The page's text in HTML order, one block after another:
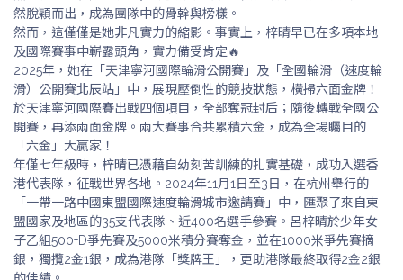
然脫穎而出，成為團隊中的骨幹與榜樣。
然而，這僅僅是她非凡實力的縮影。事實上，梓晴早已在多項本地
及國際賽事中嶄露頭角，實力備受肯定🔥
2025年，她在「天津寧河國際輪滑公開賽」及「全國輪滑（速度輪
滑）公開賽北辰站」中，展現壓倒性的競技狀態，橫掃六面金牌！
於天津寧河國際賽出戰四個項目，全部奪冠封后；隨後轉戰全國公
開賽，再添兩面金牌。兩大賽事合共累積六金，成為全場矚目的
「六金」大贏家！
年僅七年級時，梓晴已憑藉自幼刻苦訓練的扎實基礎，成功入選香
港代表隊，征戰世界各地。2024年11月1日至3日，在杭州舉行的
「一帶一路中國東盟國際速度輪滑城市邀請賽」中，匯聚了來自東
盟國家及地區的35支代表隊、近400名選手參賽。呂梓晴於少年女
子乙組500+D爭先賽及5000米積分賽奪金，並在1000米爭先賽摘
銀，獨攬2金1銀，成為港隊「獎牌王」，更助港隊最終取得2金2銀